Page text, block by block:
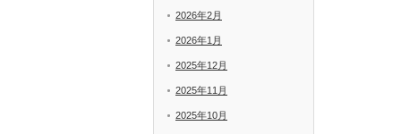
2026年2月
2026年1月
2025年12月
2025年11月
2025年10月